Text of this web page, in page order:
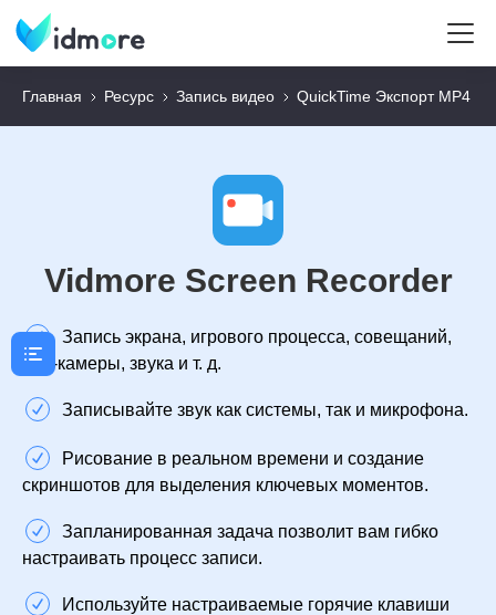
Главная Ресурс Запись видео QuickTime Экспорт MP4
Vidmore Screen Recorder
Запись экрана, игрового процесса, совещаний,
веб-камеры, звука и т. д.
Записывайте звук как системы, так и микрофона.
Рисование в реальном времени и создание
скриншотов для выделения ключевых моментов.
Запланированная задача позволит вам гибко
настраивать процесс записи.
Используйте настраиваемые горячие клавиши